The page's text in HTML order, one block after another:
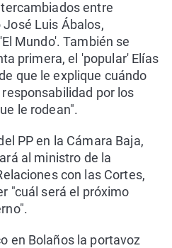
entre
Luis Ábalos,
Mundo'. También se
primera, el 'popular' Elías
que le explique cuándo
por los
le rodean".
PP en la Cámara Baja,
al ministro de la
con las Cortes,
"cuál será el próximo
en Bolaños la portavoz